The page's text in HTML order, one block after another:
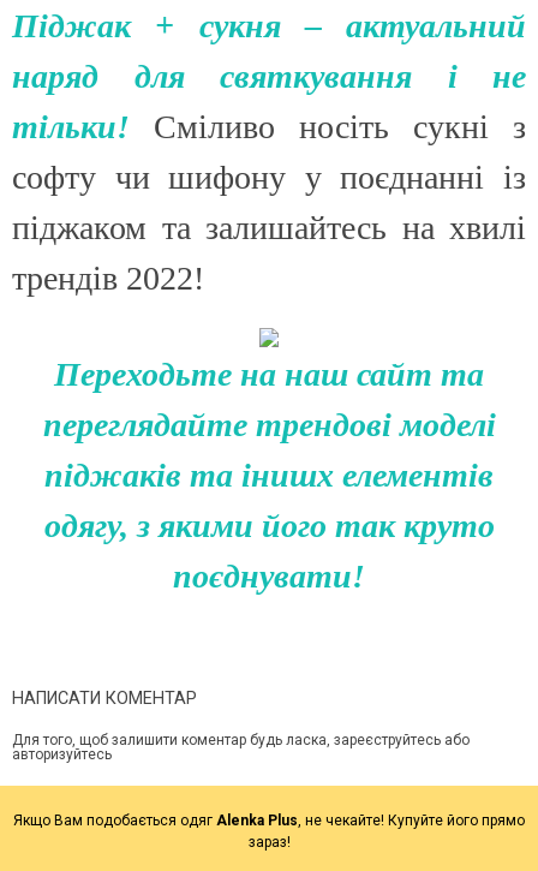
Піджак + сукня – актуальний
наряд для святкування і не
тільки! Сміливо носіть сукні з
софту чи шифону у поєднанні із
піджаком та залишайтесь на хвилі
трендів 2022!
Переходьте на наш сайт та
переглядайте трендові моделі
піджаків та інишх елементів
одягу, з якими його так круто
поєднувати!
НАПИСАТИ КОМЕНТАР
Для того, щоб залишити коментар будь ласка, зареєструйтесь або
авторизуйтесь
Якщо Вам подобається одяг Alenka Plus, не чекайте! Купуйте його прямо
зараз!